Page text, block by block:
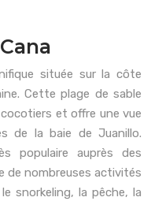
située sur la côte
Cette plage de sable
et offre une vue
de la baie de Juanillo.
populaire auprès des
de nombreuses activités
snorkeling, la pêche, la